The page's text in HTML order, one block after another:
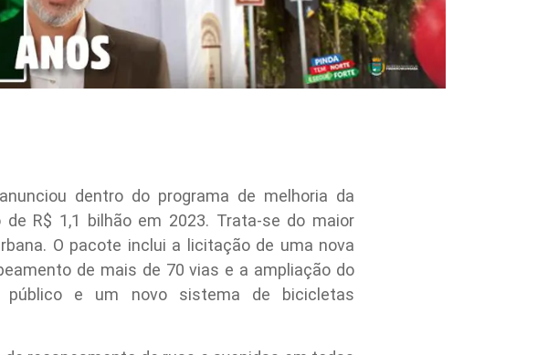
dentro do programa de melhoria da
R$ 1,1 bilhão em 2023. Trata-se do maior
O pacote inclui a licitação de uma nova
de mais de 70 vias e a ampliação do
público e um novo sistema de bicicletas